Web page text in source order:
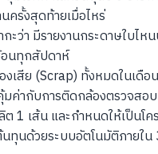
ครั้งสุดท้ายเมื่อไหร่
ะว่า มีรายงานกระดาษใบไห
นทุกสัปดาห์
เสีย (Scrap) ทั้งหมดในเดือ
ค่ากับการติดกล้องตรวจสอ
1 เส้น และกำหนดให้เป็นโค
ทุนด้วยระบบอัตโนมัติภายใน